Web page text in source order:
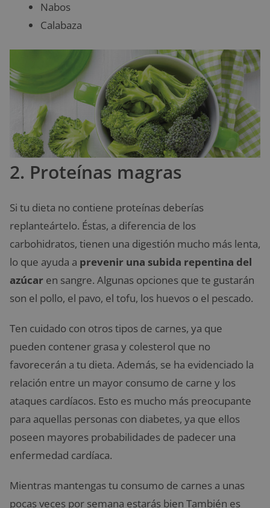
Nabos
Calabaza
2. Proteínas magras
Si tu dieta no contiene proteínas deberías
replanteártelo. Éstas, a diferencia de los
carbohidratos, tienen una digestión mucho más lenta,
lo que ayuda a prevenir una subida repentina del
azúcar en sangre. Algunas opciones que te gustarán
son el pollo, el pavo, el tofu, los huevos o el pescado.
Ten cuidado con otros tipos de carnes, ya que
pueden contener grasa y colesterol que no
favorecerán a tu dieta. Además, se ha evidenciado la
relación entre un mayor consumo de carne y los
ataques cardíacos. Esto es mucho más preocupante
para aquellas personas con diabetes, ya que ellos
poseen mayores probabilidades de padecer una
enfermedad cardíaca.
Mientras mantengas tu consumo de carnes a unas
pocas veces por semana estarás bien También es